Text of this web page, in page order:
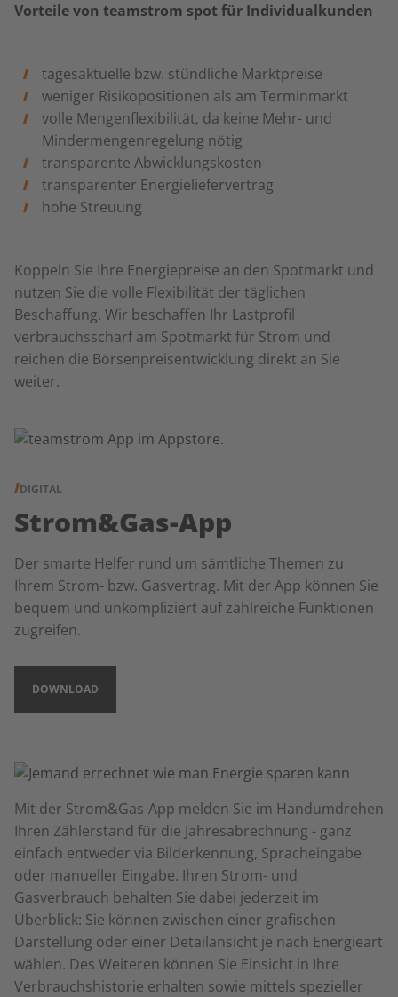
Vorteile von teamstrom spot für Individualkunden
tagesaktuelle bzw. stündliche Marktpreise
weniger Risikopositionen als am Terminmarkt
volle Mengenflexibilität, da keine Mehr- und
Mindermengenregelung nötig
transparente Abwicklungskosten
transparenter Energieliefervertrag
hohe Streuung
Koppeln Sie Ihre Energiepreise an den Spotmarkt und
nutzen Sie die volle Flexibilität der täglichen
Beschaffung. Wir beschaffen Ihr Lastprofil
verbrauchsscharf am Spotmarkt für Strom und
reichen die Börsenpreisentwicklung direkt an Sie
weiter.
DIGITAL
Strom&Gas-App
Der smarte Helfer rund um sämtliche Themen zu
Ihrem Strom- bzw. Gasvertrag. Mit der App können Sie
bequem und unkompliziert auf zahlreiche Funktionen
zugreifen.
DOWNLOAD
Mit der Strom&Gas-App melden Sie im Handumdrehen
Ihren Zählerstand für die Jahresabrechnung - ganz
einfach entweder via Bilderkennung, Spracheingabe
oder manueller Eingabe. Ihren Strom- und
Gasverbrauch behalten Sie dabei jederzeit im
Überblick: Sie können zwischen einer grafischen
Darstellung oder einer Detailansicht je nach Energieart
wählen. Des Weiteren können Sie Einsicht in Ihre
Verbrauchshistorie erhalten sowie mittels spezieller